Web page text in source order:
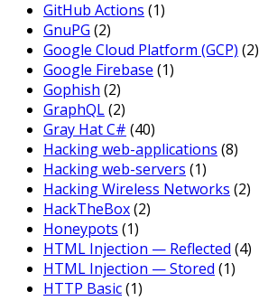
GitHub Actions (1)
GnuPG (2)
Google Cloud Platform (GCP) (2)
Google Firebase (1)
Gophish (2)
GraphQL(2)
Gray Hat C# (40)
Hacking web-applications (8)
Hacking web-servers (1)
Hacking Wireless Networks (2)
HackTheBox(2)
Honeypots (1)
HTML Injection — Reflected (4)
HTML Injection — Stored (1)
HTTP Basic(1)